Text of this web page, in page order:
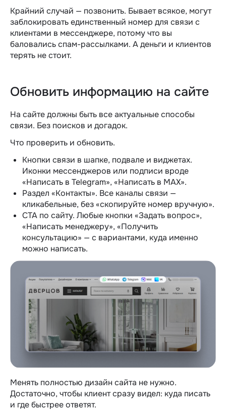
Крайний случай — позвонить. Бывает всякое, могут
заблокировать единственный номер для связи с
клиентами в мессенджере, потому что вы
баловались спам-рассылками. А деньги и клиентов
терять не стоит.
Обновить информацию на сайте
На сайте должны быть все актуальные способы
связи. Без поисков и догадок.
Что проверить и обновить.
Кнопки связи в шапке, подвале и виджетах.
Иконки мессенджеров или подписи вроде
«Написать в Telegram», «Написать в MAX».
Раздел «Контакты». Все каналы связи —
кликабельные, без «скопируйте номер вручную».
CTA по сайту. Любые кнопки «Задать вопрос»,
«Написать менеджеру», «Получить
консультацию» — с вариантами, куда именно
можно написать.
Менять полностью дизайн сайта не нужно.
Достаточно, чтобы клиент сразу видел: куда писать
и где быстрее ответят.